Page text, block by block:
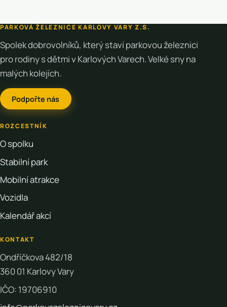
PARKOVÁ ŽELEZNICE KARLOVY VARY Z.S.
Spolek dobrovolníků, který staví parkovou železnici
pro rodiny s dětmi v Karlových Varech. Velké sny na
malých kolejích.
Podpořte nás
ROZCESTNÍK
O spolku
Stabilní park
Mobilní atrakce
Vozidla
Kalendář akcí
KONTAKT
Ondříčkova 482/18
360 01 Karlovy Vary
IČO: 19706910